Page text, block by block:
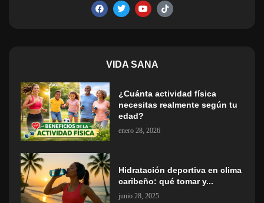
VIDA SANA
¿Cuánta actividad física
necesitas realmente según tu
edad?
enero 28, 2026
Hidratación deportiva en clima
caribeño: qué tomar y...
junio 28, 2025